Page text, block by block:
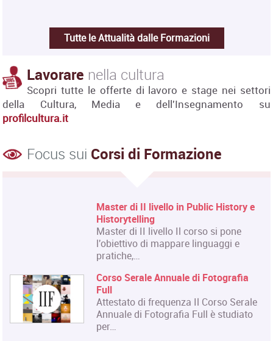
Tutte le Attualità dalle Formazioni
Lavorare nella cultura
Scopri tutte le offerte di lavoro e stage nei settori
della Cultura, Media e dell'Insegnamento su
profilcultura.it
Focus sui Corsi di Formazione
Master di II livello in Public History e
Historytelling
Master di II livello Il corso si pone
l'obiettivo di mappare linguaggi e
pratiche,…
Corso Serale Annuale di Fotografia
Full
Attestato di frequenza Il Corso Serale
Annuale di Fotografia Full è studiato
per…